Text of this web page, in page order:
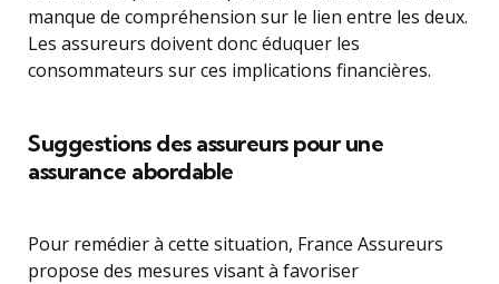
manque de compréhension sur le lien entre les deux.
Les assureurs doivent donc éduquer les
consommateurs sur ces implications financières.
Suggestions des assureurs pour une
assurance abordable
Pour remédier à cette situation, France Assureurs
propose des mesures visant à favoriser